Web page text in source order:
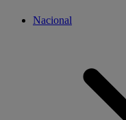
Nacional